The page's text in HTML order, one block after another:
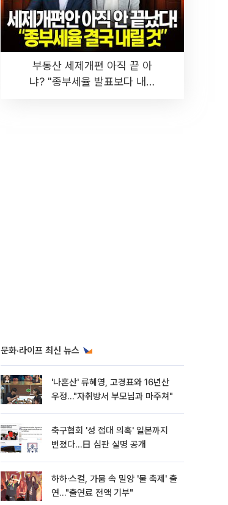
부동산 세제개편 아직 끝 아
냐? "종부세율 발표보다 내릴
문화·라이프 최신 뉴스
'나혼산' 류혜영, 고경표와 16년산
우정…"자취방서 부모님과 마주쳐"
축구협회 '성 접대 의혹' 일본까지
번졌다…日 심판 실명 공개
하하·스컬, 가뭄 속 밀양 '물 축제' 출
연…"출연료 전액 기부"